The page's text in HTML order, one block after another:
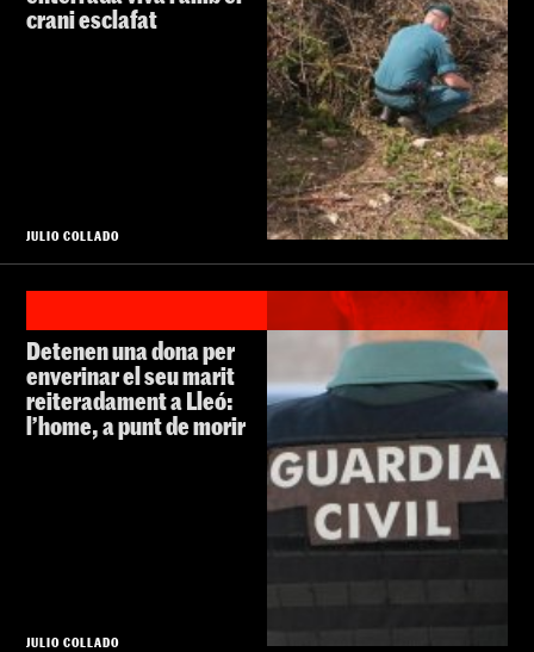
crani esclafat
JULIO COLLADO
Detenen una dona per
enverinar el seu marit
reiteradament a Lleó:
l’home, a punt de morir
JULIO COLLADO